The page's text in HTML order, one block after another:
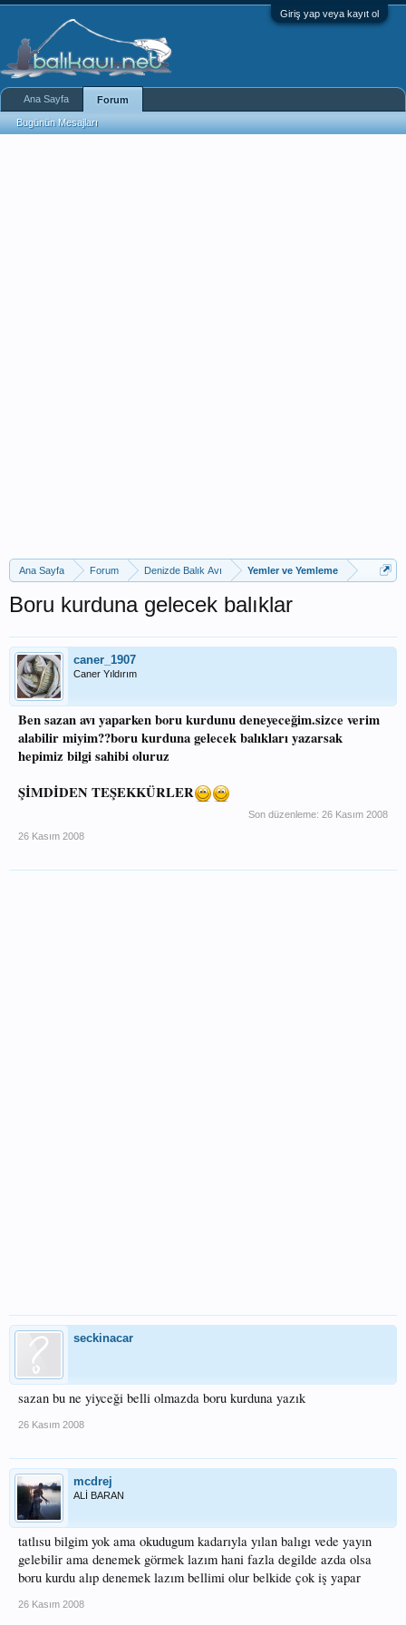
Giriş yap veya kayıt ol
Ana Sayfa Forum Denizde Balık Avı Yemler ve Yemleme
Boru kurduna gelecek balıklar
caner_1907
Caner Yıldırım
Ben sazan avı yaparken boru kurdunu deneyeceğim.sizce verim
alabilir miyim??boru kurduna gelecek balıkları yazarsak
hepimiz bilgi sahibi oluruz
ŞİMDİDEN TEŞEKKÜRLER
Son düzenleme: 26 Kasım 2008
26 Kasım 2008
seckinacar
sazan bu ne yiyceği belli olmazda boru kurduna yazık
26 Kasım 2008
mcdrej
ALİ BARAN
tatlısu bilgim yok ama okudugum kadarıyla yılan balıgı vede yayın
gelebilir ama denemek görmek lazım hani fazla degilde azda olsa
boru kurdu alıp denemek lazım bellimi olur belkide çok iş yapar
26 Kasım 2008
Ana Sayfa Forum
Bugünün Mesajları